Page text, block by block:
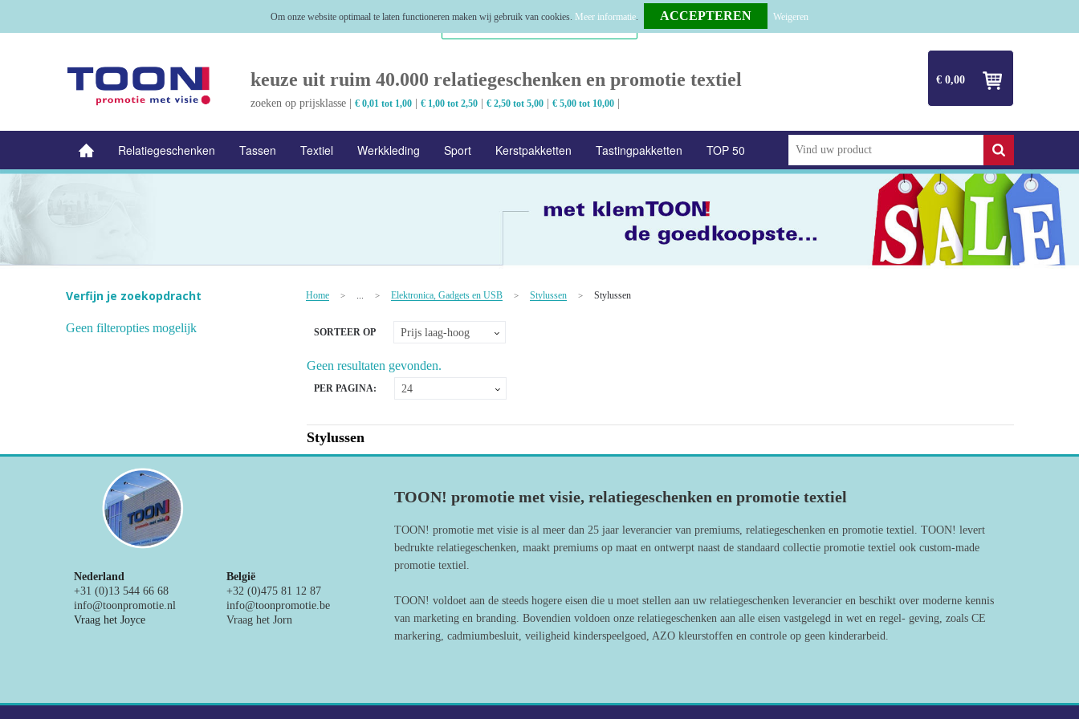
keuze uit ruim 40.000 relatiegeschenken en promotie textiel
zoeken op prijsklasse | € 0,01 tot 1,00| € 1,00 tot 2,50| € 2,50 tot 5,00| € 5,00 tot 10,00|
€ 0,00
Relatiegeschenken Tassen Textiel Werkkleding Sport Kerstpakketten Tastingpakketten TOP 50
Verfijn je zoekopdracht
Geen filteropties mogelijk
Home > > Elektronica, Gadgets en USB > Stylussen > Stylussen
SORTEER OP
Geen resultaten gevonden.
PER PAGINA:
Stylussen
Nederland
+31 (0)13 544 66 68
info@toonpromotie.nl
Vraag het Joyce
België
+32 (0)475 81 12 87
info@toonpromotie.be
Vraag het Jorn
TOON! promotie met visie, relatiegeschenken en promotie textiel
TOON! promotie met visie is al meer dan 25 jaar leverancier van premiums, relatiegeschenken en promotie textiel. TOON! levert
bedrukte relatiegeschenken, maakt premiums op maat en ontwerpt naast de standaard collectie promotie textiel ook custom-made
promotie textiel.
TOON! voldoet aan de steeds hogere eisen die u moet stellen aan uw relatiegeschenken leverancier en beschikt over moderne kennis
van marketing en branding. Bovendien voldoen onze relatiegeschenken aan alle eisen vastgelegd in wet en regel- geving, zoals CE
markering, cadmiumbesluit, veiligheid kinderspeelgoed, AZO kleurstoffen en controle op geen kinderarbeid.
Om onze website optimaal te laten functioneren maken wij gebruik van cookies. Meer informatie. Weigeren